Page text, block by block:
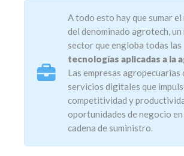
A todo esto hay que sumar
del denominado agrotech, un
sector que engloba todas las
tecnologías aplicadas a la
Las empresas agropecuarias
servicios digitales que
competitividad y
oportunidades de negocio
cadena de suministro.